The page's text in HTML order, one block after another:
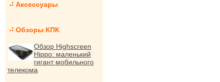
Аксессуары
Обзоры КПК
Обзор Highscreen
Hippo: маленький
гигант мобильного
телекома